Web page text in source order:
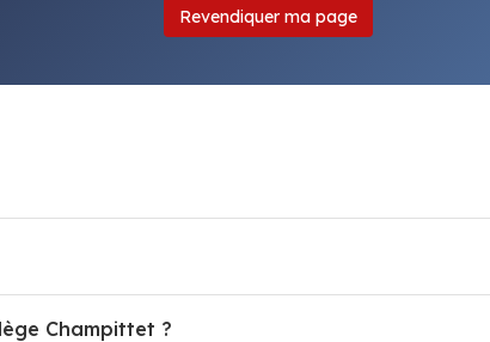
Revendiquer ma page
Champittet ?